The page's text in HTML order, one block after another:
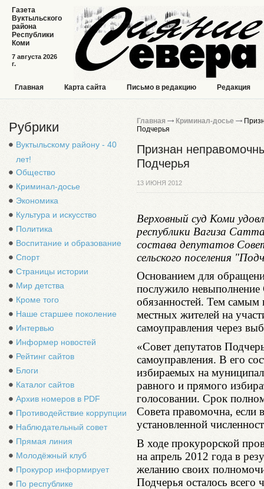
7 августа 2026
г.
Газета
Вуктыльского
района
Республики
Коми
Главная Карта сайта Письмо в редакцию Редакция
Рубрики
Вуктыльскому району - 40
лет!
Общество
Криминал-досье
Экономика
Культура и искусство
Политика
Воспитание и образование
Спорт
Страницы истории
Мир детства
Кроме того
Наше старшее поколение
Интервью
Информер новостей
Рейтинг сайтов
Блоги
Каталог сайтов
Архив номеров в PDF
Противодействие коррупции
Наблюдательный совет
Прямая линия
Молодёжный клуб
Прокурор информирует
По республике
Главная Криминал-досье
Подчерья
Признан
Подчерья
13 ИЮНЯ 2012
Верховный суд Коми
республики Вагиза
состава депутатов
сельского поселения
Основанием для
послужило невыполнение
обязанностей. Тем самым
местных жителей на
самоуправления через
«Совет депутатов
самоуправления. В его
избираемых на
равного и прямого
голосовании. Срок
Совета правомочна, если
установленной
В ходе прокурорской
на апрель 2012 года в
желанию своих
Подчерья осталось всего